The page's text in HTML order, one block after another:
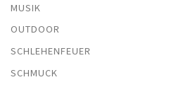
MUSIK
OUTDOOR
SCHLEHENFEUER
SCHMUCK